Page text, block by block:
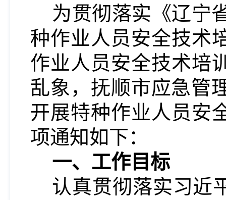
为贯彻落实《辽宁
种作业人员安全技术
作业人员安全技术培
乱象，抚顺市应急管
开展特种作业人员安
项通知如下：
一、工作目标
认真贯彻落实习近